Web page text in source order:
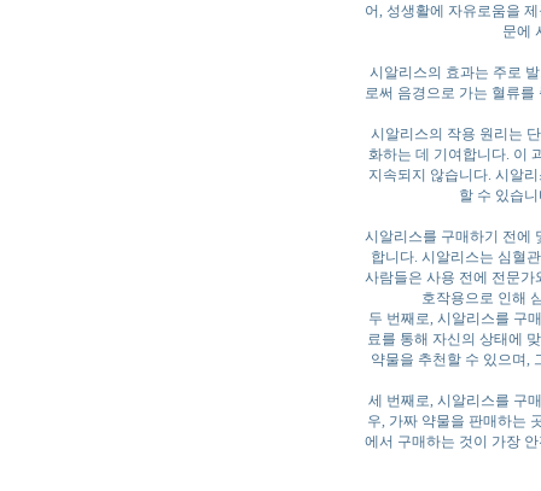
어, 성생활에 자유로움을
문에
시알리스의 효과는 주로
로써 음경으로 가는 혈류
시알리스의 작용 원리는
화하는 데 기여합니다. 이
지속되지 않습니다. 시알
할 수 있습
시알리스를 구매하기 전에
합니다. 시알리스는 심혈
사람들은 사용 전에 전문가
호작용으로 인해
두 번째로, 시알리스를 구
료를 통해 자신의 상태에
약물을 추천할 수 있으며,
세 번째로, 시알리스를 구
우, 가짜 약물을 판매하는
에서 구매하는 것이 가장